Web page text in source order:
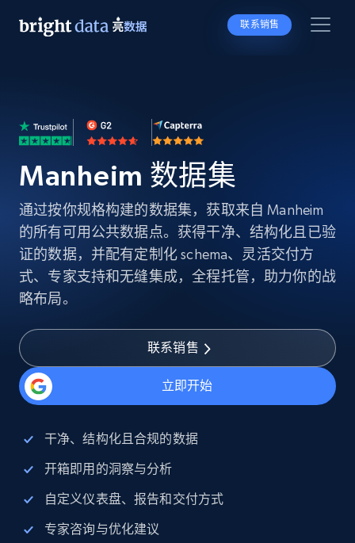
联系销售
Manheim 数据集
通过按你规格构建的数据集，获取来自 Manheim
的所有可用公共数据点。获得干净、结构化且已验
证的数据，并配有定制化 schema、灵活交付方
式、专家支持和无缝集成，全程托管，助力你的战
略布局。
联系销售
立即开始
干净、结构化且合规的数据
开箱即用的洞察与分析
自定义仪表盘、报告和交付方式
专家咨询与优化建议